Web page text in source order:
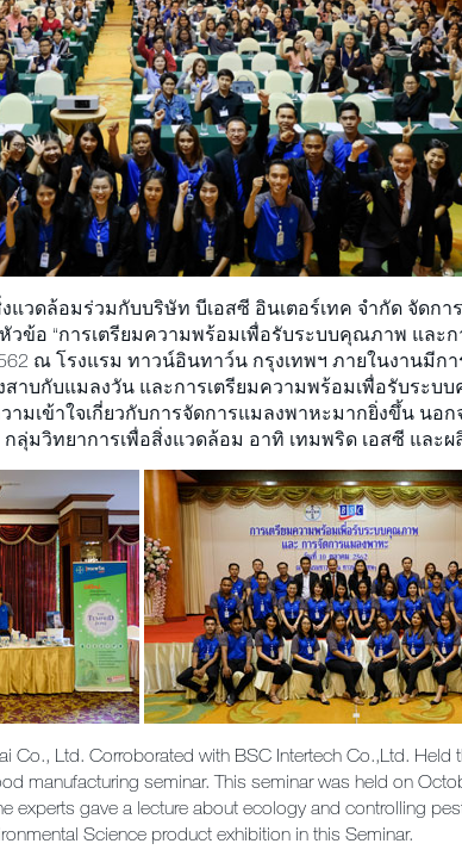
แวดล้อมร่วมกับบริษัท บีเอสซี อินเตอร์เทค จำกัด จัดกา
วข้อ “การเตรียมความพร้อมเพื่อรับระบบคุณภาพ และ
ณ โรงแรม ทาวน์อินทาว์น กรุงเทพฯ ภายในงานมีกา
สาบกับแมลงวัน และการเตรียมความพร้อมเพื่อรับระบ
ามเข้าใจเกี่ยวกับการจัดการแมลงพาหะมากยิ่งขึ้น นอ
ลุ่มวิทยาการเพื่อสิ่งแวดล้อม อาทิ เทมพริด เอสซี และ
Co., Ltd. Corroborated with BSC Intertech Co.,Ltd. Held
manufacturing seminar. This seminar was held on
experts gave a lecture about ecology and controlling
Science product exhibition in this Seminar.